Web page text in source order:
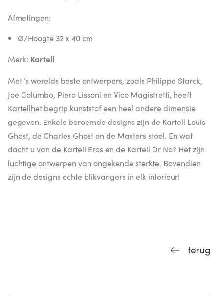
Afmetingen:
Ø/Hoogte 32 x 40 cm
Merk: Kartell
Met ’s werelds beste ontwerpers, zoals Philippe Starck,
Joe Columbo, Piero Lissoni en Vico Magistretti, heeft
Kartellhet begrip kunststof een heel andere dimensie
gegeven. Enkele beroemde designs zijn de Kartell Louis
Ghost, de Charles Ghost en de Masters stoel. En wat
dacht u van de Kartell Eros en de Kartell Dr No? Het zijn
luchtige ontwerpen van ongekende sterkte. Bovendien
zijn de designs echte blikvangers in elk interieur!
terug